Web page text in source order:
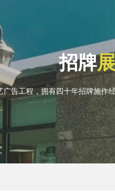
招牌
广告工程，拥有四十年招牌施作